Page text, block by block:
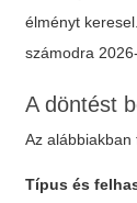
élményt
számodra
A döntést
Az
Típus és